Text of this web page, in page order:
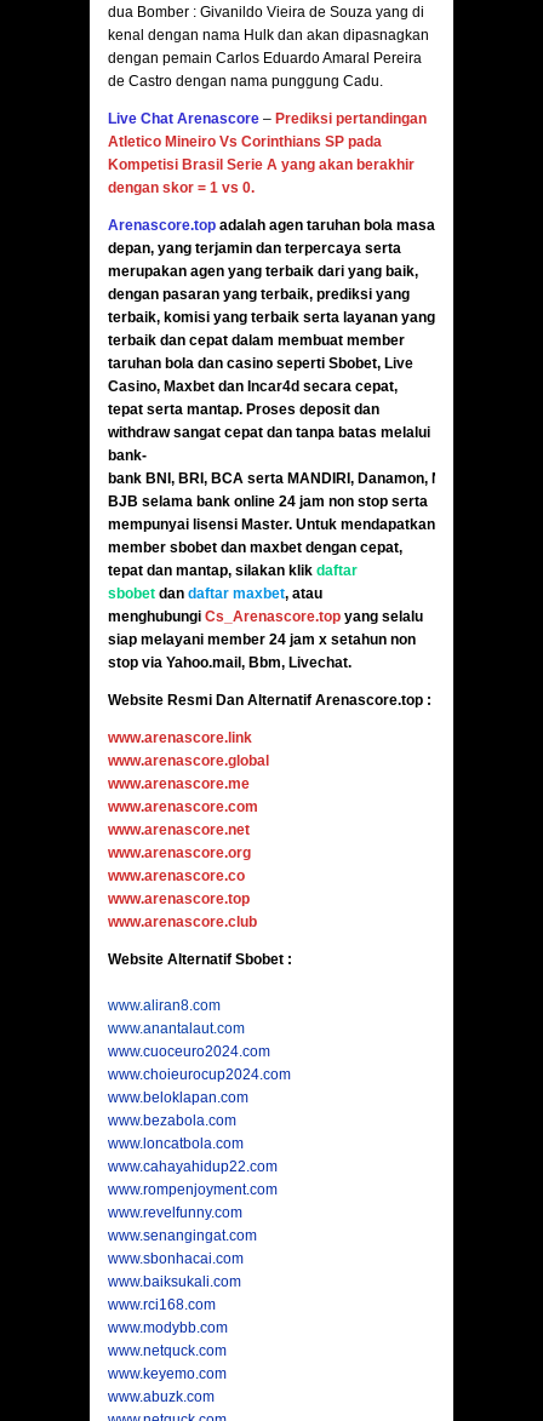
dua Bomber : Givanildo Vieira de Souza yang di
kenal dengan nama Hulk dan akan dipasnagkan
dengan pemain Carlos Eduardo Amaral Pereira
de Castro dengan nama punggung Cadu.
Live Chat Arenascore – Prediksi pertandingan
Atletico Mineiro Vs Corinthians SP pada
Kompetisi Brasil Serie A yang akan berakhir
dengan skor = 1 vs 0.
Arenascore.top adalah agen taruhan bola masa
depan, yang terjamin dan terpercaya serta
merupakan agen yang terbaik dari yang baik,
dengan pasaran yang terbaik, prediksi yang
terbaik, komisi yang terbaik serta layanan yang
terbaik dan cepat dalam membuat member
taruhan bola dan casino seperti Sbobet, Live
Casino, Maxbet dan Incar4d secara cepat,
tepat serta mantap. Proses deposit dan
withdraw sangat cepat dan tanpa batas melalui
bank-
bank BNI, BRI, BCA serta MANDIRI, Danamon, Niaga,
BJB selama bank online 24 jam non stop serta
mempunyai lisensi Master. Untuk mendapatkan
member sbobet dan maxbet dengan cepat,
tepat dan mantap, silakan klik daftar
sbobet dan daftar maxbet, atau
menghubungi Cs_Arenascore.top yang selalu
siap melayani member 24 jam x setahun non
stop via Yahoo.mail, Bbm, Livechat.
Website Resmi Dan Alternatif Arenascore.top :
www.arenascore.link
www.arenascore.global
www.arenascore.me
www.arenascore.com
www.arenascore.net
www.arenascore.org
www.arenascore.co
www.arenascore.top
www.arenascore.club
Website Alternatif Sbobet :
www.aliran8.com
www.anantalaut.com
www.cuoceuro2024.com
www.choieurocup2024.com
www.beloklapan.com
www.bezabola.com
www.loncatbola.com
www.cahayahidup22.com
www.rompenjoyment.com
www.revelfunny.com
www.senangingat.com
www.sbonhacai.com
www.baiksukali.com
www.rci168.com
www.modybb.com
www.netquck.com
www.keyemo.com
www.abuzk.com